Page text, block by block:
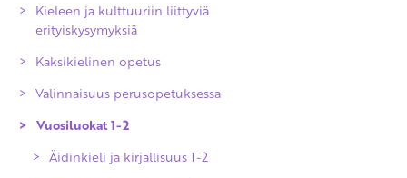
Opinnoissa eteneminen
perusopetuksen aikana
Kuudennen luokan kevään arviointi
Perusopetuksen päättöarviointi
Poissaolojen vaikutukset arviointiin
Arvioinnin uusiminen ja oikaisu
Kieleen ja kulttuuriin liittyviä
erityiskysymyksiä
Kaksikielinen opetus
Valinnaisuus perusopetuksessa
Vuosiluokat 1-2
Äidinkieli ja kirjallisuus 1-2